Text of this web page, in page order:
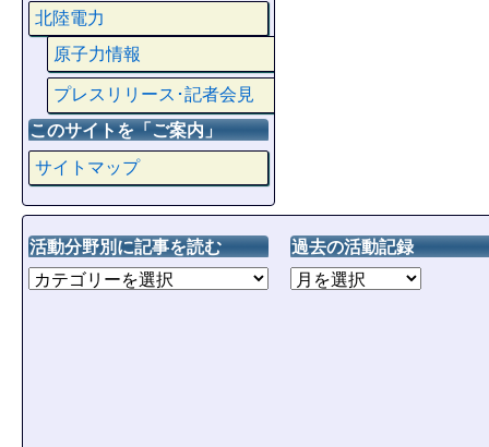
北陸電力
原子力情報
プレスリリース･記者会見
このサイトを「ご案内」
サイトマップ
活動分野別に記事を読む 過去の活動記録